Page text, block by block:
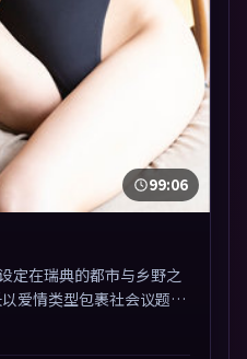
99:06
定在瑞典的都市与乡野之
爱情类型包裹社会议题，
味。剪辑利落，悬念钩子